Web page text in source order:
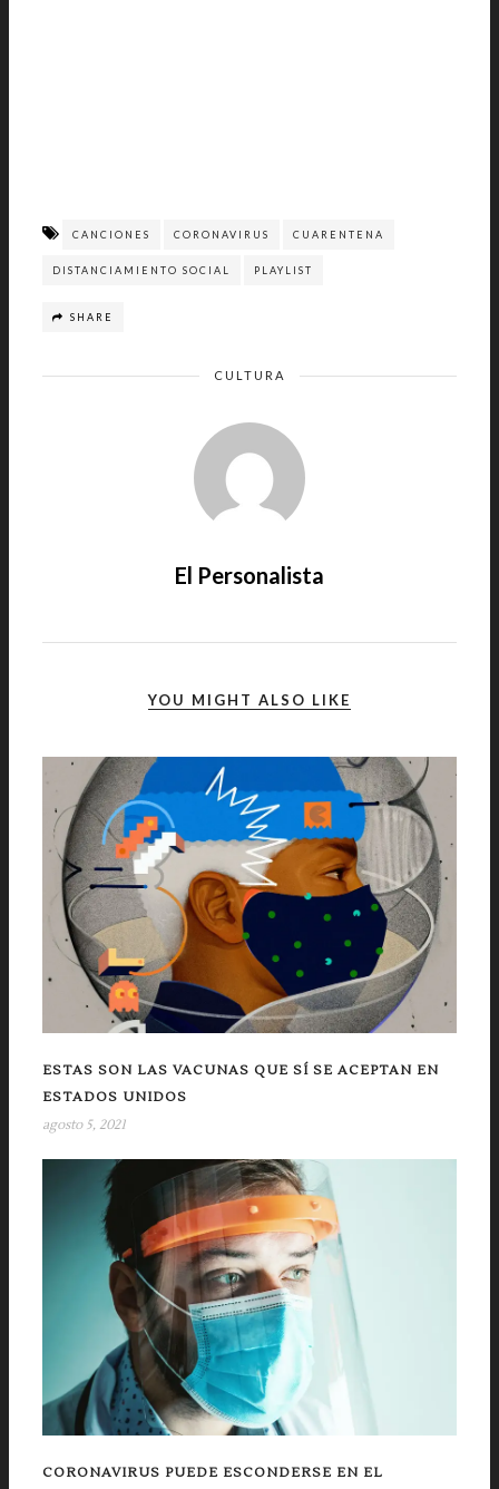
CANCIONES CORONAVIRUS CUARENTENA
DISTANCIAMIENTO SOCIAL PLAYLIST
SHARE
CULTURA
El Personalista
YOU MIGHT ALSO LIKE
ESTAS SON LAS VACUNAS QUE SÍ SE ACEPTAN EN
ESTADOS UNIDOS
agosto 5, 2021
CORONAVIRUS PUEDE ESCONDERSE EN EL